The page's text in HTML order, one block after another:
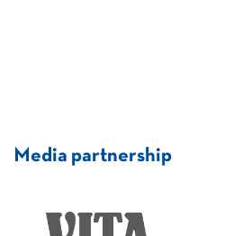
Media partnership